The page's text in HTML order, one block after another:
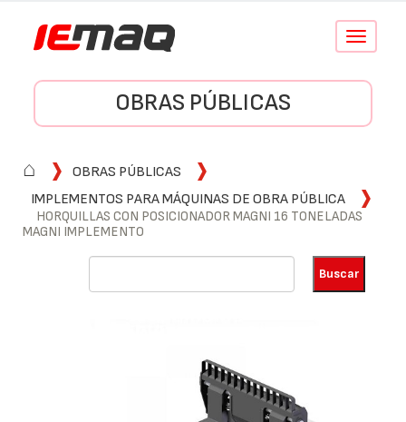
Conmutar
OBRAS PÚBLICAS
⌂
OBRAS PÚBLICAS
IMPLEMENTOS PARA MÁQUINAS DE OBRA PÚBLICA
HORQUILLAS CON POSICIONADOR MAGNI 16 TONELADAS
MAGNI IMPLEMENTO